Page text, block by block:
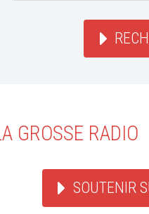
GROSSE RADIO
SOUTENIR